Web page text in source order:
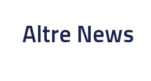
Altre News